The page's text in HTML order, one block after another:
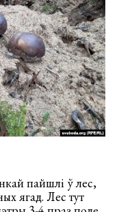
пайшлі ў лес,
ягад. Лес тут